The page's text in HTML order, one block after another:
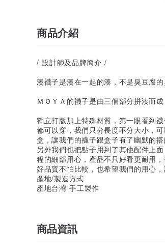
商品介紹
/ 設計師及品牌簡介 /
湊襪子是湊在一起的湊，不是臭豆腐的
ＭＯＹＡ的襪子是由三個部分拼湊而成
獨立打版加上特殊材質，第一眼看到
都可以穿，我們只分長度不分大小，
盒，讓我們的襪子跟盒子有了幽默的
另外我們也把點子用到了其他配件上
程的細部用心，產品不只好看更耐用
好品質不怕比較，也希望我們的用心，
產地/製造方式
產地台灣 手工製作
商品資訊